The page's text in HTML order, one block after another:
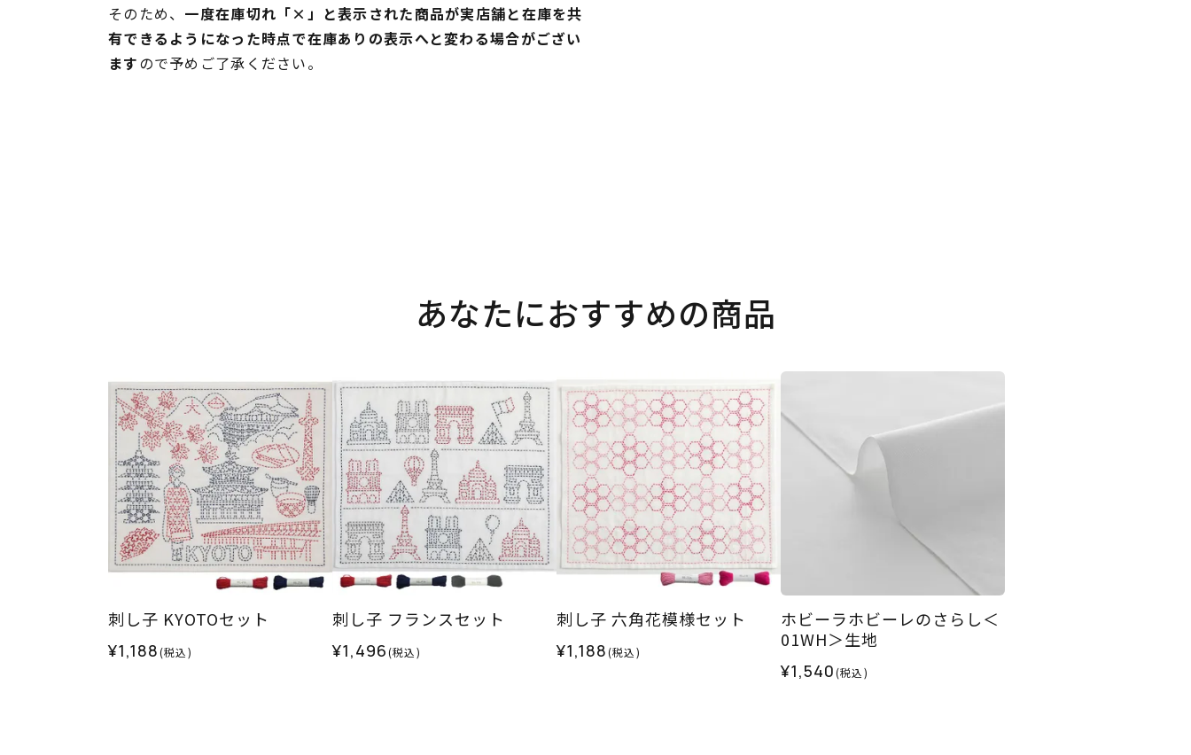
そのため、 一度在庫切れ「×」と表示された商品が実店舗と在庫を共
有できるようになった時点で在庫ありの表示へと変わる場合がござい
ますので予めご了承ください。
あなたにおすすめの商品
刺し子 KYOTOセット
¥1,188(税込)
刺し子 フランスセット
¥1,496(税込)
刺し子 六角花模様セット
¥1,188(税込)
ホビーラホビーレのさらし＜
01WH＞生地
¥1,540(税込)